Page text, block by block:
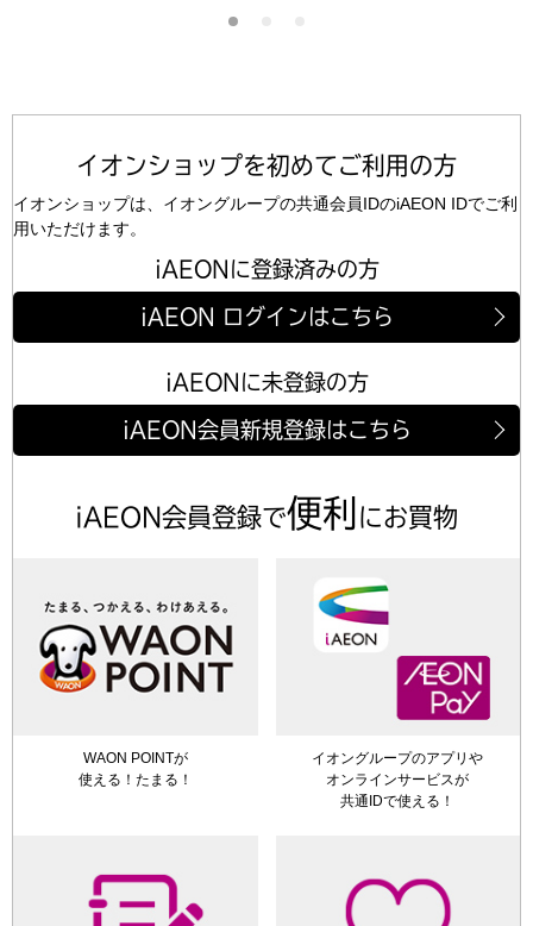
イオンショップを初めてご利用の方
イオンショップは、イオングループの共通会員IDのiAEON IDでご利
用いただけます。
iAEONに登録済みの方
iAEON ログインはこちら
iAEONに未登録の方
iAEON会員新規登録はこちら
iAEON会員登録で便利 にお買物
WAON POINTが
使える！たまる！
イオングループのアプリや
オンラインサービスが
共通IDで使える！